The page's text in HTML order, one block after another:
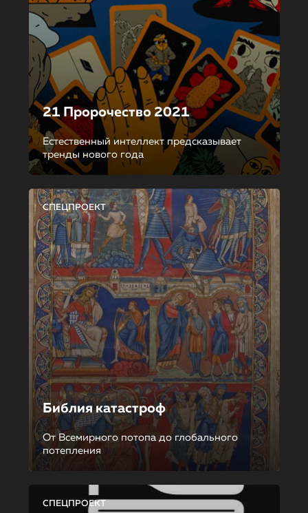
21 Пророчество 2021
Естественный интеллект предсказывает
тренды нового года
СПЕЦПРОЕКТ
Библия катастроф
От Всемирного потопа до глобального
потепления
СПЕЦПРОЕКТ